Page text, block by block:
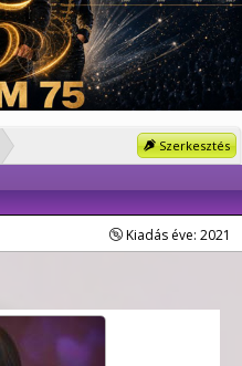
Szerkesztés
Kiadás éve: 2021